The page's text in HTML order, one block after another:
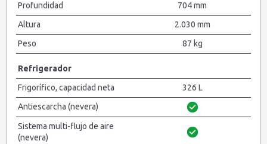
Profundidad
704 mm
Altura
2.030 mm
Peso
87 kg
Refrigerador
Frigorífico, capacidad neta
326 L
Antiescarcha (nevera)
Sistema multi-flujo de aire
(nevera)